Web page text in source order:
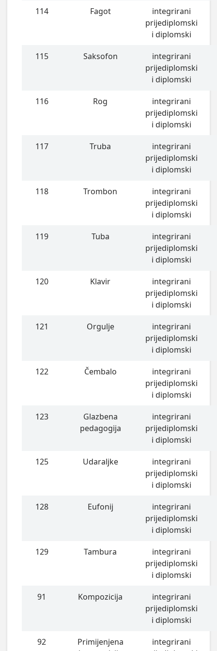
114 Fagot
integrirani
prijediplomski
i diplomski
115 Saksofon
integrirani
prijediplomski
i diplomski
116 Rog
integrirani
prijediplomski
i diplomski
117 Truba
integrirani
prijediplomski
i diplomski
118 Trombon
integrirani
prijediplomski
i diplomski
119 Tuba
integrirani
prijediplomski
i diplomski
120 Klavir
integrirani
prijediplomski
i diplomski
121 Orgulje
integrirani
prijediplomski
i diplomski
122 Čembalo
integrirani
prijediplomski
i diplomski
123
Glazbena
pedagogija
integrirani
prijediplomski
i diplomski
125 Udaraljke
integrirani
prijediplomski
i diplomski
128 Eufonij
integrirani
prijediplomski
i diplomski
129 Tambura
integrirani
prijediplomski
i diplomski
91 Kompozicija
integrirani
prijediplomski
i diplomski
92
Primijenjena
integrirani